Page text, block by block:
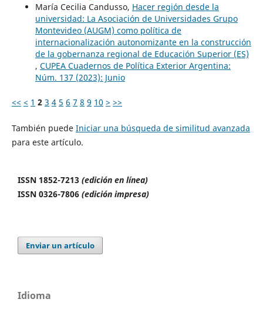
María Cecilia Candusso, Hacer región desde la
universidad: La Asociación de Universidades Grupo
Montevideo (AUGM) como política de
internacionalización autonomizante en la construcción
de la gobernanza regional de Educación Superior (ES)
, CUPEA Cuadernos de Política Exterior Argentina:
Núm. 137 (2023): Junio
<< < 1 2 3 4 5 6 7 8 9 10 > >>
También puede Iniciar una búsqueda de similitud avanzada
para este artículo.
ISSN 1852-7213 (edición en línea)
ISSN 0326-7806 (edición impresa)
Enviar un artículo
Idioma